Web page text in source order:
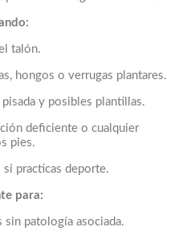
talón.
hongos o verrugas plantares.
y posibles plantillas.
deficiente o cualquier
pies.
si practicas deporte.
para:
sin patología asociada.